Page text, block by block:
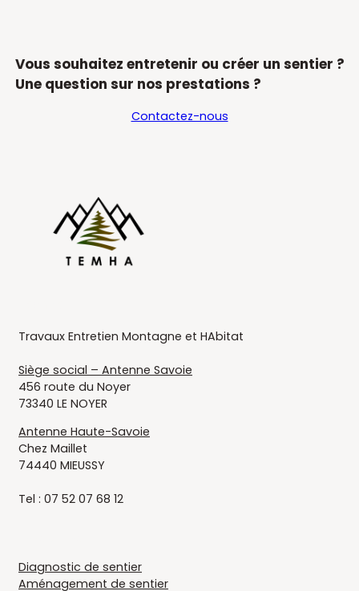
Vous souhaitez entretenir ou créer un sentier ?
Une question sur nos prestations ?
Contactez-nous
Travaux Entretien Montagne et HAbitat
Siège social – Antenne Savoie
456 route du Noyer
73340 LE NOYER
Antenne Haute-Savoie
Chez Maillet
74440 MIEUSSY
Tel : 07 52 07 68 12
Diagnostic de sentier
Aménagement de sentier